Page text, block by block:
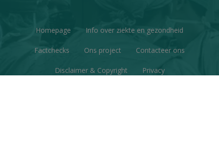
Homepage Info over ziekte en gezondheid
Factchecks Ons project Contacteer ons
Disclaimer & Copyright Privacy